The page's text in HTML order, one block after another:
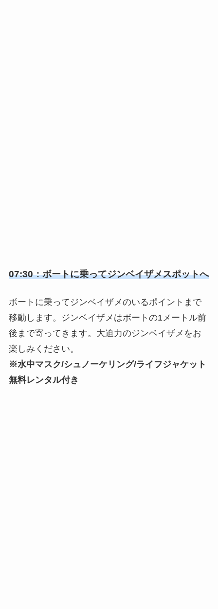
07:30：ボートに乗ってジンベイザメスポットへ
ボートに乗ってジンベイザメのいるポイントまで
移動します。ジンベイザメはボートの1メートル前
後まで寄ってきます。大迫力のジンベイザメをお
楽しみください。
※水中マスク/シュノーケリング/ライフジャケット
無料レンタル付き